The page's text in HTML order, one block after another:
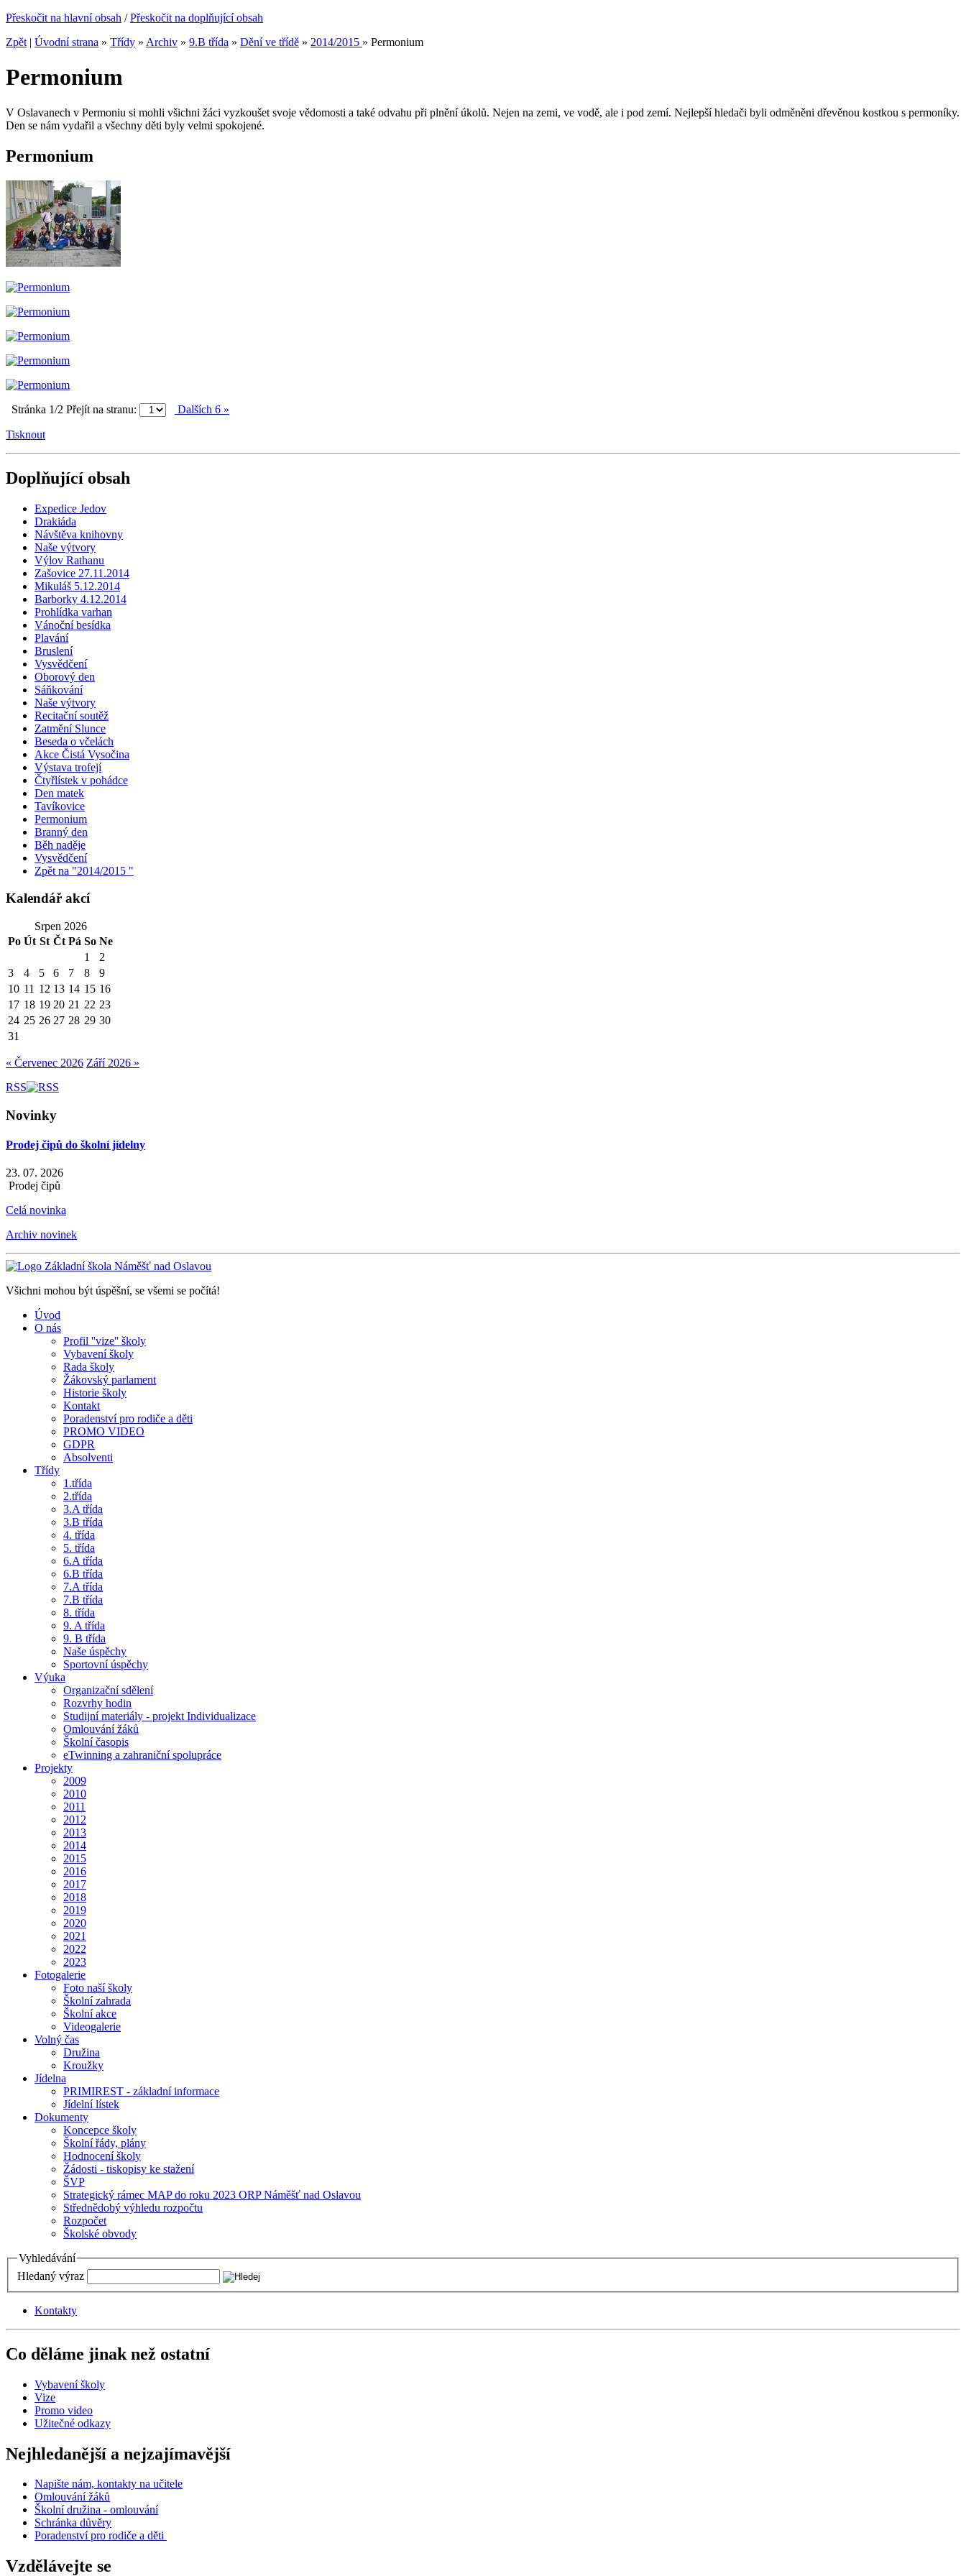
Přeskočit na hlavní obsah /Přeskočit na doplňující obsah
Zpět | Úvodní strana » Třídy » Archiv » 9.B třída » Dění ve třídě » 2014/2015 » Permonium
Permonium
V Oslavanech v Permoniu si mohli všichni žáci vyzkoušet svoje vědomosti a také odvahu při plnění úkolů. Nejen na zemi, ve vodě, ale i pod zemí. Nejlepší hledači byli odměněni dřevěnou kostkou s permoníky.
Den se nám vydařil a všechny děti byly velmi spokojené.
Permonium
Stránka 1/2 Přejít na stranu: Dalších 6 »
Tisknout
Doplňující obsah
Expedice Jedov
Drakiáda
Návštěva knihovny
Naše výtvory
Výlov Rathanu
Zašovice 27.11.2014
Mikuláš 5.12.2014
Barborky 4.12.2014
Prohlídka varhan
Vánoční besídka
Plavání
Bruslení
Vysvědčení
Oborový den
Sáňkování
Naše výtvory
Recitační soutěž
Zatmění Slunce
Beseda o včelách
Akce Čistá Vysočina
Výstava trofejí
Čtyřlístek v pohádce
Den matek
Tavíkovice
Permonium
Branný den
Běh naděje
Vysvědčení
Zpět na "2014/2015 "
Kalendář akcí
Srpen 2026
Po Út St Čt Pá So Ne
1
2
3
4 5 6 7 8
9
10 11 12 13 14 15 16
17 18 19 20 21 22 23
24 25 26 27 28 29 30
31
« Červenec 2026 Září 2026 »
RSS
Novinky
Prodej čipů do školní jídelny
23. 07. 2026
Prodej čipů
Celá novinka
Archiv novinek
Všichni mohou být úspěšní, se všemi se počítá!
Úvod
O nás
Profil ''vize'' školy
Vybavení školy
Rada školy
Žákovský parlament
Historie školy
Kontakt
Poradenství pro rodiče a děti
PROMO VIDEO
GDPR
Absolventi
Třídy
1.třída
2.třída
3.A třída
3.B třída
4. třída
5. třída
6.A třída
6.B třída
7.A třída
7.B třída
8. třída
9. A třída
9. B třída
Naše úspěchy
Sportovní úspěchy
Výuka
Organizační sdělení
Rozvrhy hodin
Studijní materiály - projekt Individualizace
Omlouvání žáků
Školní časopis
eTwinning a zahraniční spolupráce
Projekty
2009
2010
2011
2012
2013
2014
2015
2016
2017
2018
2019
2020
2021
2022
2023
Fotogalerie
Foto naší školy
Školní zahrada
Školní akce
Videogalerie
Volný čas
Družina
Kroužky
Jídelna
PRIMIREST - základní informace
Jídelní lístek
Dokumenty
Koncepce školy
Školní řády, plány
Hodnocení školy
Žádosti - tiskopisy ke stažení
ŠVP
Strategický rámec MAP do roku 2023 ORP Náměšť nad Oslavou
Střednědobý výhledu rozpočtu
Rozpočet
Školské obvody
Vyhledávání
Hledaný výraz
Kontakty
Co děláme jinak než ostatní
Vybavení školy
Vize
Promo video
Užitečné odkazy
Nejhledanější a nejzajímavější
Napište nám, kontakty na učitele
Omlouvání žáků
Školní družina - omlouvání
Schránka důvěry
Poradenství pro rodiče a děti
Vzdělávejte se